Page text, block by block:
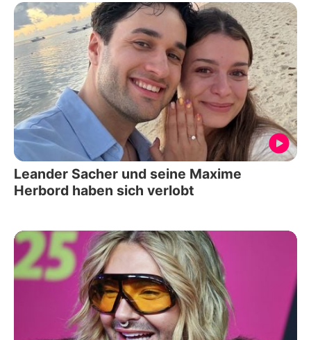
Leander Sacher und seine Maxime
Herbord haben sich verlobt